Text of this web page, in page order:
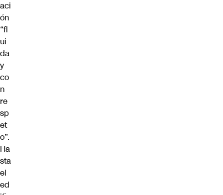
aci
ón
“fl
ui
da
y
co
n
re
sp
et
o”.
Ha
sta
el
ed